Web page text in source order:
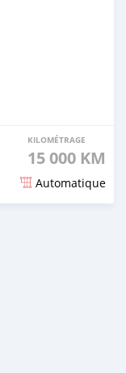
KILOMÉTRAGE
15 000 KM
Automatique